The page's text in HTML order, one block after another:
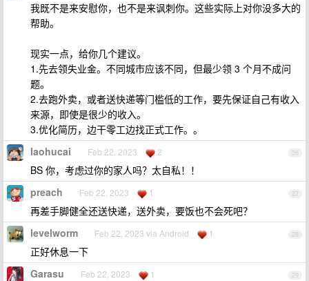
我既不是来安慰你，也不是来讽刺你。这些实际上对你没多大的
帮助。
现实一点，给你几个建议。
1.先去领失业金。不同城市应该不同，但最少领 3 个月不成问
题。
2.去跑外卖，或者送快递等门槛低的工作，要先保证自己有收入
来源，即使是很少的收入。
3.优化简历，边干零工边找正式工作。。
26
laohucai Feb 22, 2023 2
BS 你，考虑过你的家人吗？太自私！！
27
preach Feb 22, 2023 1
再差手脚健全还送快递，送外卖，要饭也不会死吧？
28
levelworm Feb 22, 2023 via Android 1
正好休息一下
29
Garasu Feb 22, 2023 1